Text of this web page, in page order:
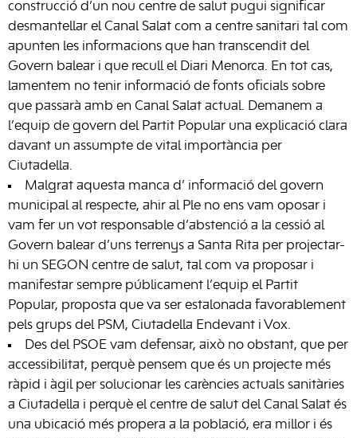
construcció d’un nou centre de salut pugui significar
desmantellar el Canal Salat com a centre sanitari tal com
apunten les informacions que han transcendit del
Govern balear i que recull el Diari Menorca. En tot cas,
lamentem no tenir informació de fonts oficials sobre
que passarà amb en Canal Salat actual. Demanem a
l’equip de govern del Partit Popular una explicació clara
davant un assumpte de vital importància per
Ciutadella.
Malgrat aquesta manca d’ informació del govern
municipal al respecte, ahir al Ple no ens vam oposar i
vam fer un vot responsable d’abstenció a la cessió al
Govern balear d’uns terrenys a Santa Rita per projectar-
hi un SEGON centre de salut, tal com va proposar i
manifestar sempre públicament l’equip el Partit
Popular, proposta que va ser estalonada favorablement
pels grups del PSM, Ciutadella Endevant i Vox.
Des del PSOE vam defensar, això no obstant, que per
accessibilitat, perquè pensem que és un projecte més
ràpid i àgil per solucionar les carències actuals sanitàries
a Ciutadella i perquè el centre de salut del Canal Salat és
una ubicació més propera a la població, era millor i és